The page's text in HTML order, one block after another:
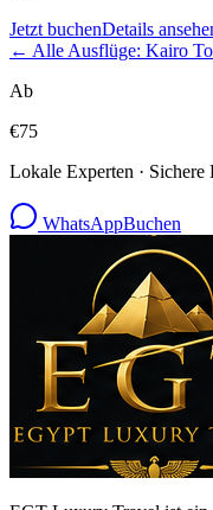
Jetzt buchenDetails
← Alle Ausflüge: Kairo
Ab
€75
Lokale Experten · Sichere
WhatsAppBuchen